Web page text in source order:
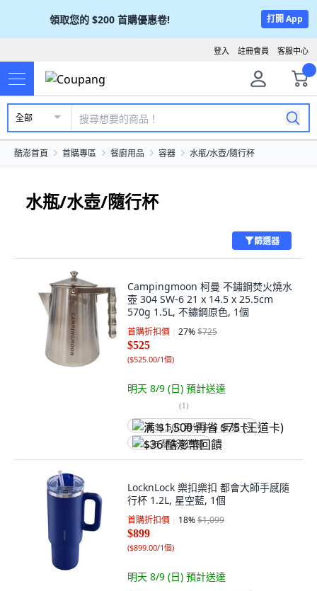
領取您的 $200 首購優惠卷! 打開 App
客服中心
註冊會員
登入
全部
酷澎首頁 首購專區 餐廚用品 容器 水瓶/水壺/隨行杯
水瓶/水壺/隨行杯
篩選器
Campingmoon 柯曼 不鏽鋼焚火燒水
壺 304 SW-6 21 x 14.5 x 25.5cm
570g 1.5L, 不鏽鋼原色, 1個
首購折扣價 27%$725
$525
($525.00/1個)
明天 8/9 (日) 預計送達
(1)
满 $1,500 再省 $75 (王道卡)
$36 酷澎幣回饋
LocknLock 樂扣樂扣 都會大師手感隨
行杯 1.2L, 星空藍, 1個
首購折扣價 18%$1,099
$899
($899.00/1個)
明天 8/9 (日) 預計送達